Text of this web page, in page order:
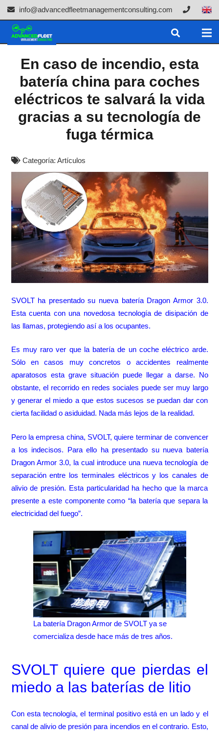
info@advancedfleetmanagementconsulting.com
En caso de incendio, esta
batería china para coches
eléctricos te salvará la vida
gracias a su tecnología de
fuga térmica
Categoría: Artículos
SVOLT ha presentado su nueva batería Dragon Armor 3.0.
Esta cuenta con una novedosa tecnología de disipación de
las llamas, protegiendo así a los ocupantes.
Es muy raro ver que la batería de un coche eléctrico arde.
Sólo en casos muy concretos o accidentes realmente
aparatosos esta grave situación puede llegar a darse. No
obstante, el recorrido en redes sociales puede ser muy largo
y generar el miedo a que estos sucesos se puedan dar con
cierta facilidad o asiduidad. Nada más lejos de la realidad.
Pero la empresa china, SVOLT, quiere terminar de convencer
a los indecisos. Para ello ha presentado su nueva batería
Dragon Armor 3.0, la cual introduce una nueva tecnología de
separación entre los terminales eléctricos y los canales de
alivio de presión. Esta particularidad ha hecho que la marca
presente a este componente como “la batería que separa la
electricidad del fuego”.
La batería Dragon Armor de SVOLT ya se
comercializa desde hace más de tres años.
SVOLT quiere que pierdas el
miedo a las baterías de litio
Con esta tecnología, el terminal positivo está en un lado y el
canal de alivio de presión para incendios en el contrario. Esto,